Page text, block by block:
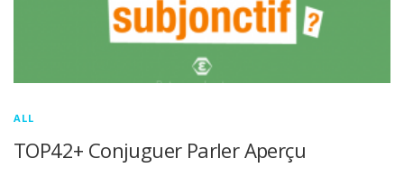
ALL
TOP42+ Conjuguer Parler Aperçu